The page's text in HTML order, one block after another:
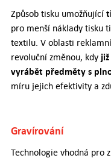
Způsob tisku umožňující
pro menší náklady tisku
textilu. V oblasti
revoluční změnou, kdyjiž
vyrábět předměty s
míru jejich efektivity a
Gravírování
Technologie vhodná pro